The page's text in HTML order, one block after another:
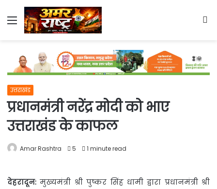
Menu
उत्तराखंड
प्रधानमंत्री नरेंद्र मोदी को भाए
उत्तराखंड के काफल
Amar Rashtra 5 1 minute read
देहरादून:मुख्यमंत्री श्री पुष्कर सिंह धामी द्वारा प्रधानमंत्री श्री